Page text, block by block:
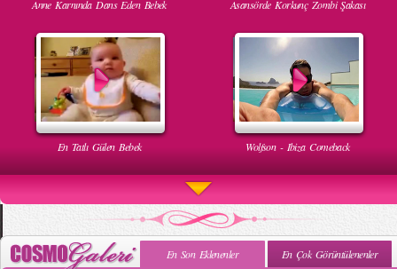
Anne Karnında Dans Eden Bebek Asansörde Korkunç Zombi Şakası
En Tatlı Gülen Bebek Wolfson - Ibiza Comeback
En Son Eklenenler En Çok Görüntülenenler